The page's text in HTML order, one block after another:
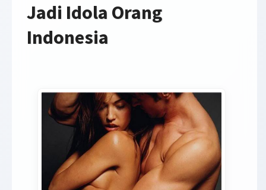
Jadi Idola Orang
Indonesia